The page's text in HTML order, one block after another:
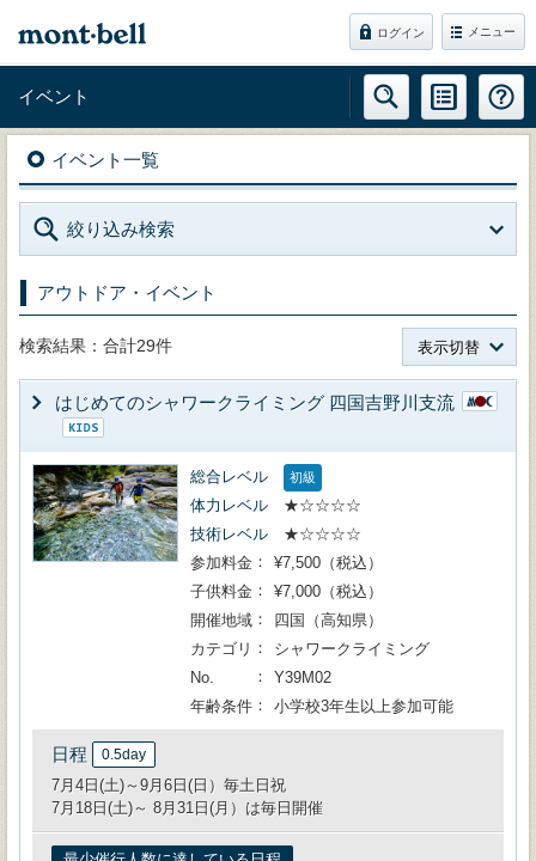
ログイン メニュー
イベント
イベント一覧
絞り込み検索
アウトドア・イベント
検索結果：合計29件 表示切替
はじめてのシャワークライミング 四国吉野川支流
総合レベル 初級
体力レベル
★☆☆☆☆
技術レベル
★☆☆☆☆
参加料金
¥7,500（税込）
子供料金
¥7,000（税込）
開催地域
四国（高知県）
カテゴリ
シャワークライミング
No.
Y39M02
年齢条件
小学校3年生以上参加可能
日程 0.5day
7月4日(土)～9月6日(日）毎土日祝
7月18日(土)～ 8月31日(月）は毎日開催